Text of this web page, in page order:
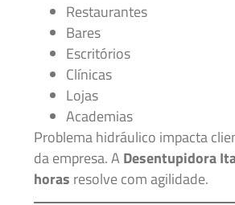
Restaurantes
Bares
Escritórios
Clínicas
Lojas
Academias
Problema hidráulico impacta
da empresa. A Desentupidora
horas resolve com agilidade.